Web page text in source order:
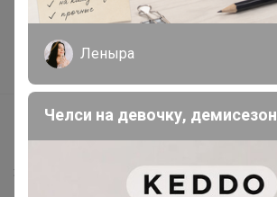
Реклама на сайте
Поставщикам
Вакансии
support@24-ok.ru
Написать в поддержку
Защита покупателя
Леныра
Челси на девочку, демисезон